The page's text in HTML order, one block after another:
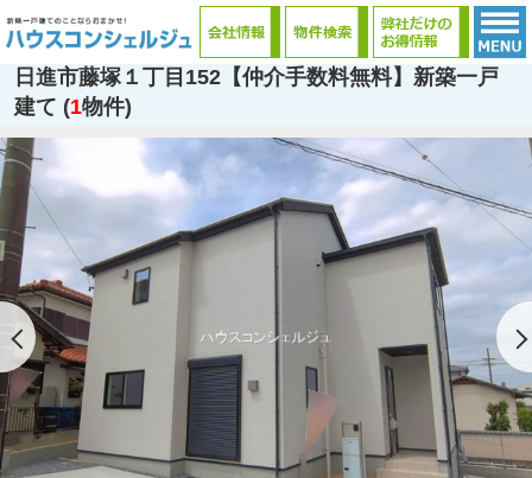
日進市藤塚１丁目152【仲介手数料無料】新築一戸
建て (1物件)